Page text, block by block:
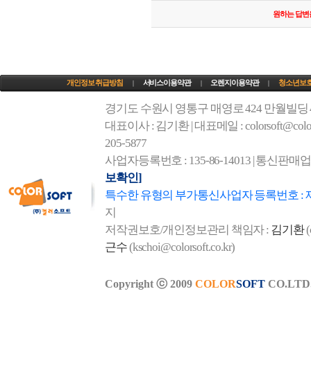
원하는 답변
개인정보 취급방침 | 서비스이용약관 | 오렌지이용약관 | 청소년보
경기도 수원시 영통구 매영로 424 만월빌
대표이사 : 김기환 | 대표메일 :
205-5877
사업자등록번호 : 135-86-14013 | 통신판매
보확인]
특수한 유형의 부가통신사업자 등록번호 :
지
저작권보호/개인정보관리 책임자 : 김기환
근수(kschoi@colorsoft.co.kr)
Copyright ⓒ 2009 COLORSOFT